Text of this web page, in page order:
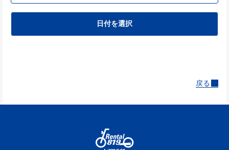
日付を選択
戻る